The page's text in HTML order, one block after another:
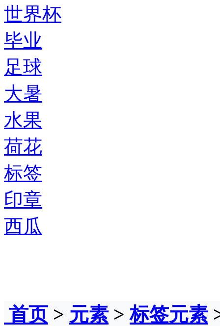
世界杯
毕业
足球
大暑
水果
荷花
标签
印章
西瓜
首页> 元素 >标签元素